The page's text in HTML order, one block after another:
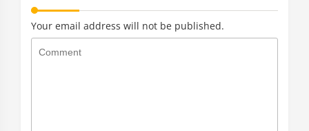
Your email address will not be published.